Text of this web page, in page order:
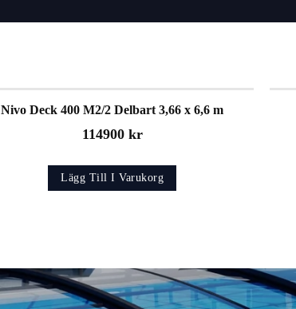
Nivo Deck 400 M2/2 Delbart 3,66 x 6,6 m
114900 kr
Lägg Till I Varukorg